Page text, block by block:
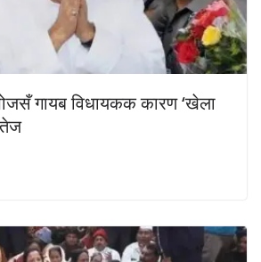
गायब विधायकक कारण ‘खेला